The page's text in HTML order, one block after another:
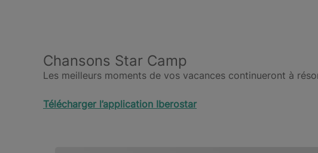
Chansons Star Camp
Les meilleurs moments de vos vacances continueront à
Télécharger l’application Iberostar